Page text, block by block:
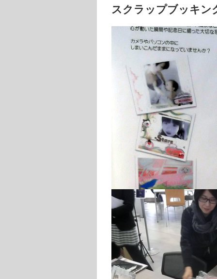
スクラップブッキン